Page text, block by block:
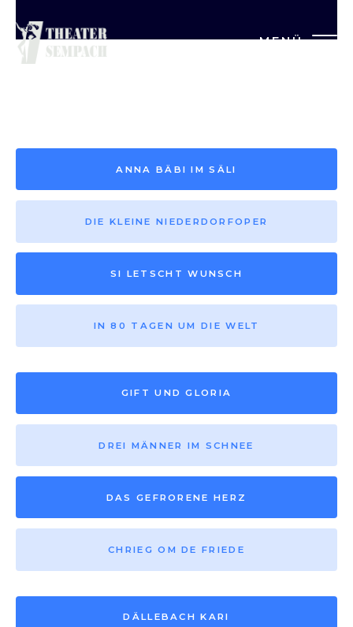
MENÜ
Saison vor 2013
ANNA BÄBI IM SÄLI
DIE KLEINE NIEDERDORFOPER
SI LETSCHT WUNSCH
IN 80 TAGEN UM DIE WELT
GIFT UND GLORIA
DREI MÄNNER IM SCHNEE
DAS GEFRORENE HERZ
CHRIEG OM DE FRIEDE
DÄLLEBACH KARI